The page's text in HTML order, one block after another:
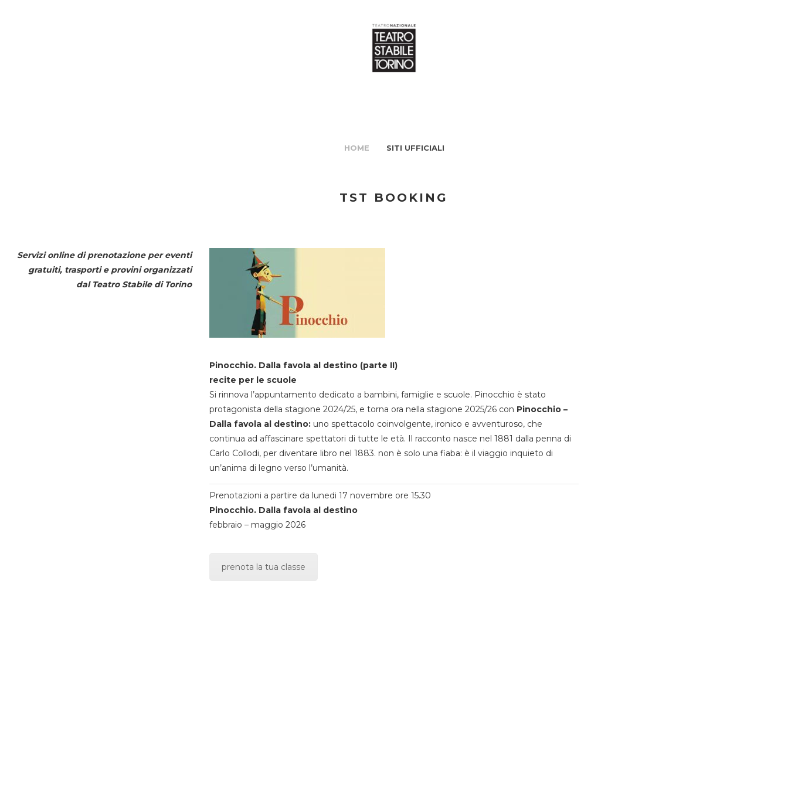
HOME SITI UFFICIALI
TST BOOKING
Servizi online di prenotazione per eventi
gratuiti, trasporti e provini organizzati
dal Teatro Stabile di Torino
Pinocchio. Dalla favola al destino (parte II)
recite per le scuole
Si rinnova l’appuntamento dedicato a bambini, famiglie e scuole. Pinocchio è stato
protagonista della stagione 2024/25, e torna ora nella stagione 2025/26 con Pinocchio –
Dalla favola al destino:uno spettacolo coinvolgente, ironico e avventuroso, che
continua ad affascinare spettatori di tutte le età. Il racconto nasce nel 1881 dalla penna di
Carlo Collodi, per diventare libro nel 1883. non è solo una fiaba: è il viaggio inquieto di
un’anima di legno verso l’umanità.
Prenotazioni a partire da lunedi 17 novembre ore 15.30
Pinocchio. Dalla favola al destino
febbraio – maggio 2026
prenota la tua classe